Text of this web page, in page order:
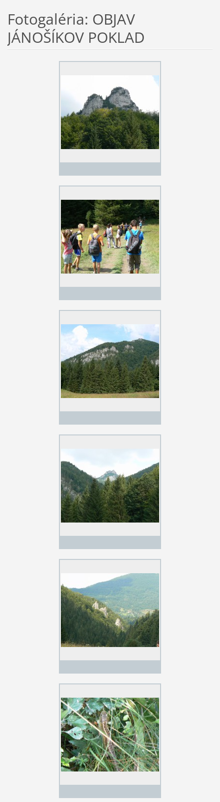
Fotogaléria: OBJAV
JÁNOŠÍKOV POKLAD